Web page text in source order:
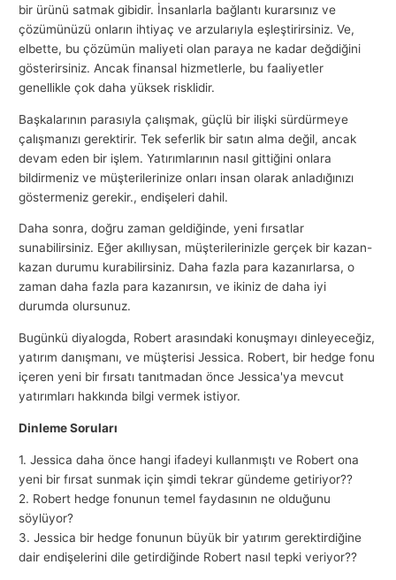
bir ürünü satmak gibidir. İnsanlarla bağlantı kurarsınız ve
çözümünüzü onların ihtiyaç ve arzularıyla eşleştirirsiniz. Ve,
elbette, bu çözümün maliyeti olan paraya ne kadar değdiğini
gösterirsiniz. Ancak finansal hizmetlerle, bu faaliyetler
genellikle çok daha yüksek risklidir.
Başkalarının parasıyla çalışmak, güçlü bir ilişki sürdürmeye
çalışmanızı gerektirir. Tek seferlik bir satın alma değil, ancak
devam eden bir işlem. Yatırımlarının nasıl gittiğini onlara
bildirmeniz ve müşterilerinize onları insan olarak anladığınızı
göstermeniz gerekir., endişeleri dahil.
Daha sonra, doğru zaman geldiğinde, yeni fırsatlar
sunabilirsiniz. Eğer akıllıysan, müşterilerinizle gerçek bir kazan-
kazan durumu kurabilirsiniz. Daha fazla para kazanırlarsa, o
zaman daha fazla para kazanırsın, ve ikiniz de daha iyi
durumda olursunuz.
Bugünkü diyalogda, Robert arasındaki konuşmayı dinleyeceğiz,
yatırım danışmanı, ve müşterisi Jessica. Robert, bir hedge fonu
içeren yeni bir fırsatı tanıtmadan önce Jessica'ya mevcut
yatırımları hakkında bilgi vermek istiyor.
Dinleme Soruları
1. Jessica daha önce hangi ifadeyi kullanmıştı ve Robert ona
yeni bir fırsat sunmak için şimdi tekrar gündeme getiriyor??
2. Robert hedge fonunun temel faydasının ne olduğunu
söylüyor?
3. Jessica bir hedge fonunun büyük bir yatırım gerektirdiğine
dair endişelerini dile getirdiğinde Robert nasıl tepki veriyor??